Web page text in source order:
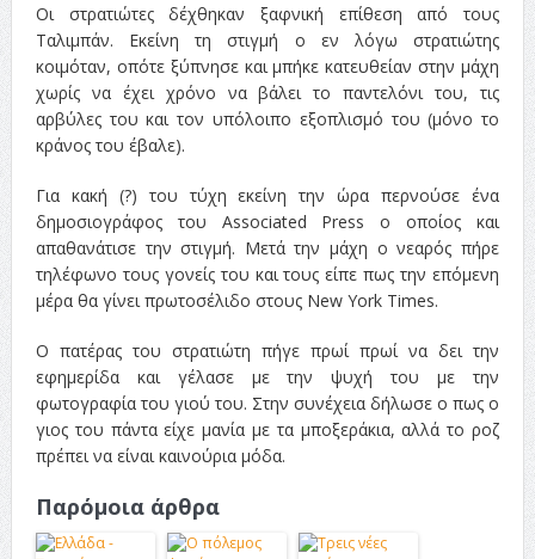
Οι στρατιώτες δέχθηκαν ξαφνική επίθεση από τους
Ταλιμπάν. Εκείνη τη στιγμή ο εν λόγω στρατιώτης
κοιμόταν, οπότε ξύπνησε και μπήκε κατευθείαν στην μάχη
χωρίς να έχει χρόνο να βάλει το παντελόνι του, τις
αρβύλες του και τον υπόλοιπο εξοπλισμό του (μόνο το
κράνος του έβαλε).
Για κακή (?) του τύχη εκείνη την ώρα περνούσε ένα
δημοσιογράφος του Associated Press ο οποίος και
απαθανάτισε την στιγμή. Μετά την μάχη ο νεαρός πήρε
τηλέφωνο τους γονείς του και τους είπε πως την επόμενη
μέρα θα γίνει πρωτοσέλιδο στους New York Times.
Ο πατέρας του στρατιώτη πήγε πρωί πρωί να δει την
εφημερίδα και γέλασε με την ψυχή του με την
φωτογραφία του γιού του. Στην συνέχεια δήλωσε ο πως ο
γιος του πάντα είχε μανία με τα μποξεράκια, αλλά το ροζ
πρέπει να είναι καινούρια μόδα.
Παρόμοια άρθρα